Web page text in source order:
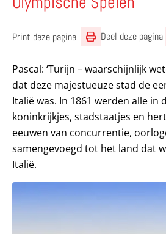
Print deze pagina Deel deze pagina
Pascal: ‘Turijn – waarschijnlijk
dat deze majestueuze stad de
Italië was. In 1861 werden alle in
koninkrijkjes, stadstaatjes en
eeuwen van concurrentie,
samengevoegd tot het land dat
Italië.